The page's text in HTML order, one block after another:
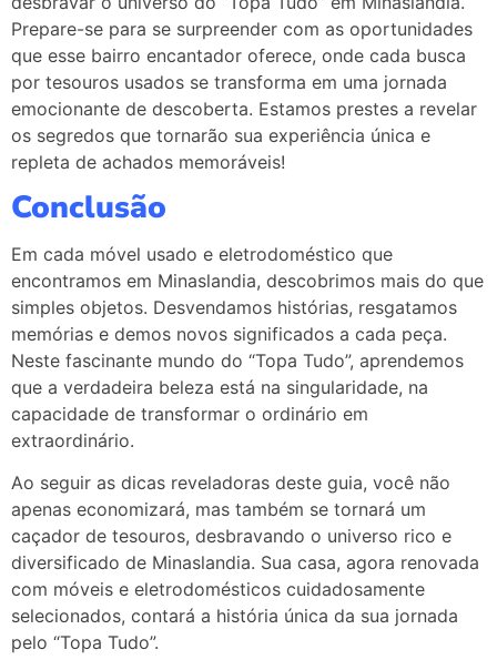
Prepare-se para se surpreender com as oportunidades
que esse bairro encantador oferece, onde cada busca
por tesouros usados se transforma em uma jornada
emocionante de descoberta. Estamos prestes a revelar
os segredos que tornarão sua experiência única e
repleta de achados memoráveis!
Conclusão
Em cada móvel usado e eletrodoméstico que
encontramos em Minaslandia, descobrimos mais do que
simples objetos. Desvendamos histórias, resgatamos
memórias e demos novos significados a cada peça.
Neste fascinante mundo do “Topa Tudo”, aprendemos
que a verdadeira beleza está na singularidade, na
capacidade de transformar o ordinário em
extraordinário.
Ao seguir as dicas reveladoras deste guia, você não
apenas economizará, mas também se tornará um
caçador de tesouros, desbravando o universo rico e
diversificado de Minaslandia. Sua casa, agora renovada
com móveis e eletrodomésticos cuidadosamente
selecionados, contará a história única da sua jornada
pelo “Topa Tudo”.